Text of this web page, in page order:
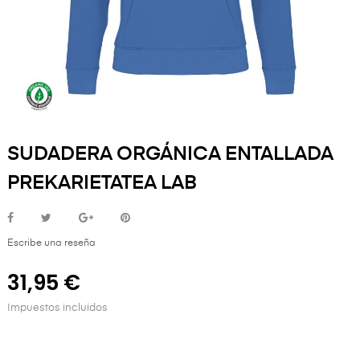
SUDADERA ORGÁNICA ENTALLADA
PREKARIETATEA LAB
Escribe una reseña
31,95 €
Impuestos incluidos